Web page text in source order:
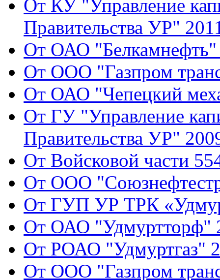
От КУ "Управление
Правительства УР"
От ОАО "Белкамнефть"
От ООО "Газпром
От ОАО "Чепецкий
От ГУ "Управление
Правительства УР"
От Войсковой части
От ООО
От ГУП УР ТРК
От ОАО "Удмуртторф"
От РОАО "Удмуртгаз"
От ООО "Газпром